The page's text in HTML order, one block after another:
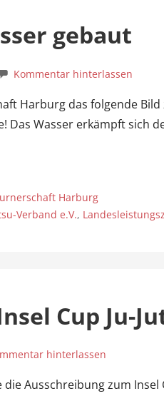
gebaut
Kommentar hinterlassen
Harburg das folgende
Das Wasser erkämpft sich
Harburg
Verband e.V.,
Cup Ju-
hinterlassen
Ausschreibung zum